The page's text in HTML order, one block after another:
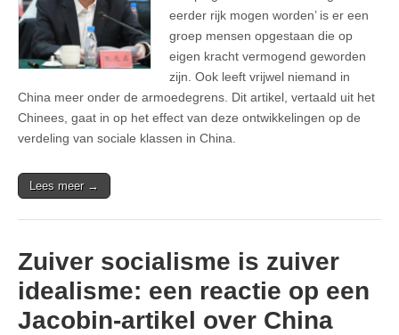
eerder rijk mogen worden’ is er een
groep mensen opgestaan die op
eigen kracht vermogend geworden
zijn. Ook leeft vrijwel niemand in
China meer onder de armoedegrens. Dit artikel, vertaald uit het
Chinees, gaat in op het effect van deze ontwikkelingen op de
verdeling van sociale klassen in China.
Lees meer →
Zuiver socialisme is zuiver
idealisme: een reactie op een
Jacobin-artikel over China